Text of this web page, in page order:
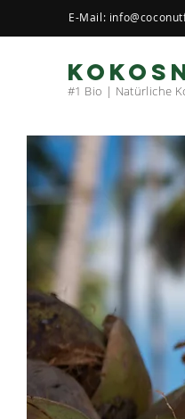
E-Mail:
#1 Bio | Natürliche